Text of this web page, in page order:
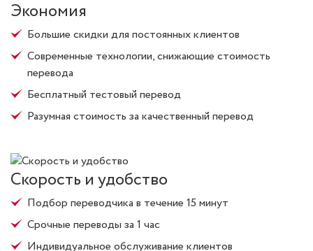
Экономия
Большие скидки для постоянных клиентов
Современные технологии, снижающие стоимость
перевода
Бесплатный тестовый перевод
Разумная стоимость за качественный перевод
Скорость и удобство
Подбор переводчика в течение 15 минут
Срочные переводы за 1 час
Индивидуальное обслуживание клиентов